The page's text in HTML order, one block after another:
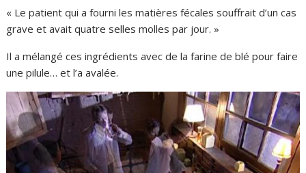
« Le patient qui a fourni les matières fécales souffrait d’un cas
grave et avait quatre selles molles par jour. »
Il a mélangé ces ingrédients avec de la farine de blé pour faire
une pilule… et l’a avalée.